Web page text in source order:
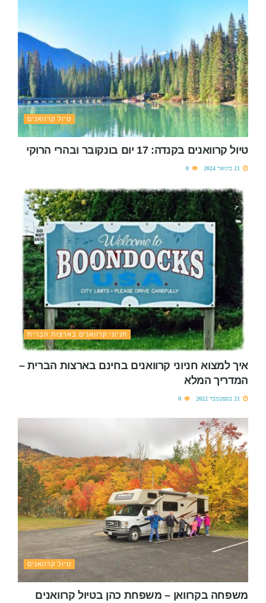
טיול קרוואנים
טיול קרוואנים בקנדה: 17 יום בונקובר ובהרי הרוקי
חניוני קרוואנים בארצות הברית
איך למצוא חניוני קרוואנים בחינם בארצות הברית –
המדריך המלא
טיול קרוואנים
משפחה בקרוואן – משפחת כהן בטיול קרוואנים